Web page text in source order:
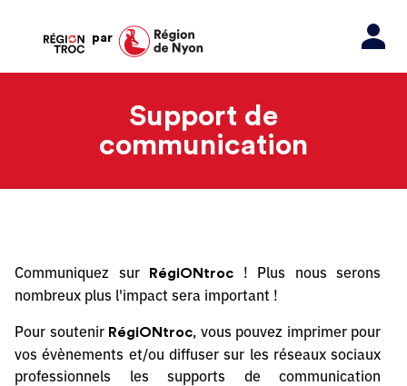
par
Support de
communication
Communiquez sur RégiONtroc
! Plus nous serons
nombreux plus l'impact sera important !
Pour soutenir RégiONtroc, vous pouvez imprimer pour
vos évènements et/ou diffuser sur les réseaux sociaux
professionnels les supports de communication